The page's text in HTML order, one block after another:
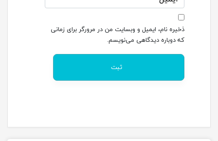
ذخیره نام، ایمیل و وبسایت من در مرورگر برای زمانی
که دوباره دیدگاهی می‌نویسم.